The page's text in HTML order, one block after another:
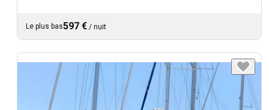
Le plus bas597 € / nuit